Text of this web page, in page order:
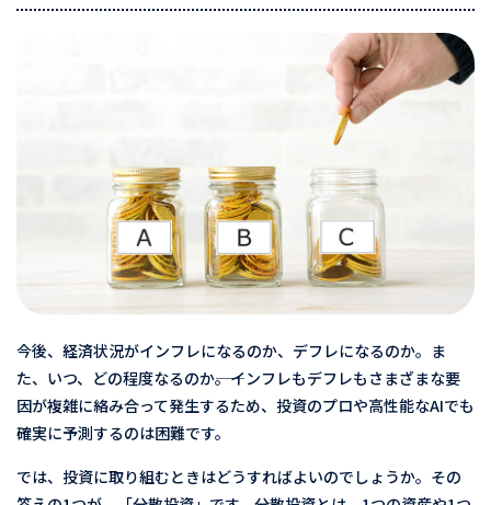
今後、経済状況がインフレになるのか、デフレになるのか。ま
た、いつ、どの程度なるのか――。インフレもデフレもさまざまな要
因が複雑に絡み合って発生するため、投資のプロや高性能なAIでも
確実に予測するのは困難です。
では、投資に取り組むときはどうすればよいのでしょうか。その